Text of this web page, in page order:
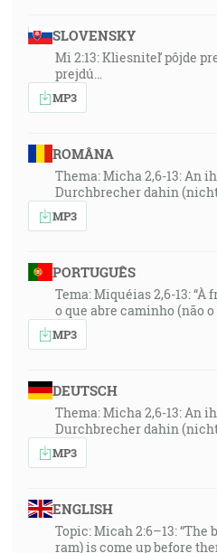
SLOVENSKY
Mi 2:13: Kliesniteľ pôjde
prejdú…
MP3
ROMÂNA
Thema: Micha 2,6-13: An
Durchbrecher dahin
MP3
PORTUGUÊS
Tema: Miquéias 2,6-13:
o que abre caminho (não
MP3
DEUTSCH
Thema: Micha 2,6-13: An
Durchbrecher dahin
MP3
ENGLISH
Topic: Micah 2:6–13:
ram) is come up before